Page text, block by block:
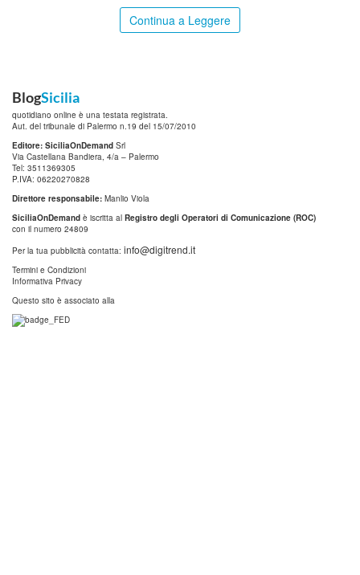
Continua a Leggere
BlogSicilia
quotidiano online è una testata registrata.
Aut. del tribunale di Palermo n.19 del 15/07/2010
Editore: SiciliaOnDemand Srl
Via Castellana Bandiera, 4/a – Palermo
Tel: 3511369305
P.IVA: 06220270828
Direttore responsabile: Manlio Viola
SiciliaOnDemand è iscritta al Registro degli Operatori di Comunicazione (ROC)
con il numero 24809
Per la tua pubblicità contatta: info@digitrend.it
Termini e Condizioni
Informativa Privacy
Questo sito è associato alla